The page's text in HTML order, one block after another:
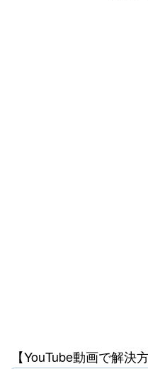
【YouTube動画で解決